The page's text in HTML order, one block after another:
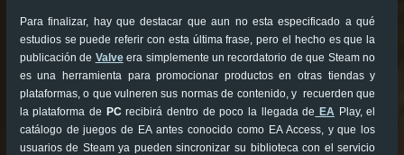
Para finalizar, hay que destacar que aun no esta especificado a qué
estudios se puede referir con esta última frase, pero el hecho es que la
publicación de Valveera simplemente un recordatorio de que Steam no
es una herramienta para promocionar productos en otras tiendas y
plataformas, o que vulneren sus normas de contenido, y recuerden que
la plataforma de PC recibirá dentro de poco la llegada de EAPlay, el
catálogo de juegos de EA antes conocido como EA Access, y que los
usuarios de Steam ya pueden sincronizar su biblioteca con el servicio